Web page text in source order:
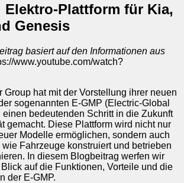
Elektro-Plattform für Kia,
Genesis
basiert auf den Informationen aus
www.youtube.com/watch?
Group hat mit der Vorstellung ihrer neuen
sogenannten E-GMP (Electric-Global
einen bedeutenden Schritt in die Zukunft
gemacht. Diese Plattform wird nicht nur
Modelle ermöglichen, sondern auch
Fahrzeuge konstruiert und betrieben
In diesem Blogbeitrag werfen wir
auf die Funktionen, Vorteile und die
der E-GMP.